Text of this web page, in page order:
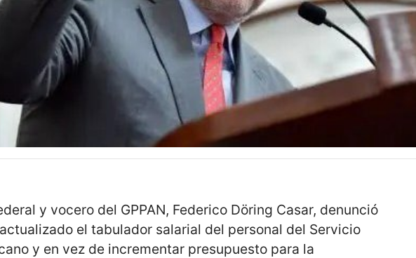
y vocero del GPPAN, Federico Döring Casar, denunció
el tabulador salarial del personal del Servicio
y en vez de incrementar presupuesto para la